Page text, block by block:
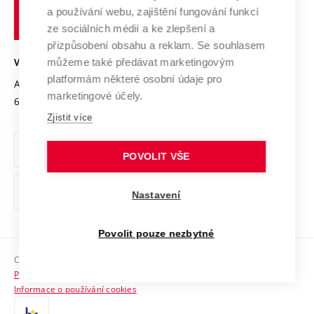
Transfer znalostí
Open Science
Projekty
Projekty ze strukturálních fondů
Specifický výzkum
Mezinárodní dohody
Univerzitní sítě
Podnikavá univerzita / ContriBUTe
Bezpečná univerzita
Vyznamenání
Organizační struktura
Ochrana osobních údajů
odkaz)
Sociální bezpečí
HR Award
technické
Brně
VYSOKÉ UČENÍ TECHNICKÉ V BRNĚ
Antonínská 548/1
602 00 Brno
www.vut.cz
vut@vutbr.cz
Copyright © 2026 VUT
Prohlášení o přístupnosti
Informace o používání cookies
a používání webu, zajištění fungování funkcí
ze sociálních médií a ke zlepšení a
přizpůsobení obsahu a reklam. Se souhlasem
můžeme také předávat marketingovým
platformám některé osobní údaje pro
marketingové účely.
Zjistit více
POVOLIT VŠE
Nastavení
Povolit pouze nezbytné